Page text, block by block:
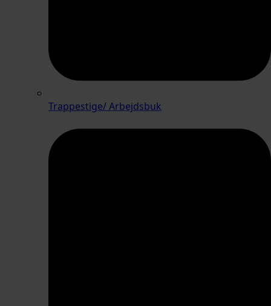
Trappestige/ Arbejdsbuk